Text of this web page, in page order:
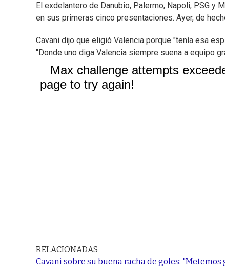
El exdelantero de Danubio, Palermo, Napoli, PSG
en sus primeras cinco presentaciones. Ayer, de
Cavani dijo que eligió Valencia porque "tenía esa
"Donde uno diga Valencia siempre suena a equipo
RELACIONADAS
Cavani sobre su buena racha de goles: "Metemos